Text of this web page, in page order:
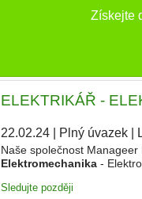
Získejte
ELEKTRIKÁŘ -
22.02.24| Plný úvazek|
Naše společnost
Elektromechanika-
Sledujte později